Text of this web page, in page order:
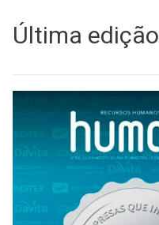
Última edição